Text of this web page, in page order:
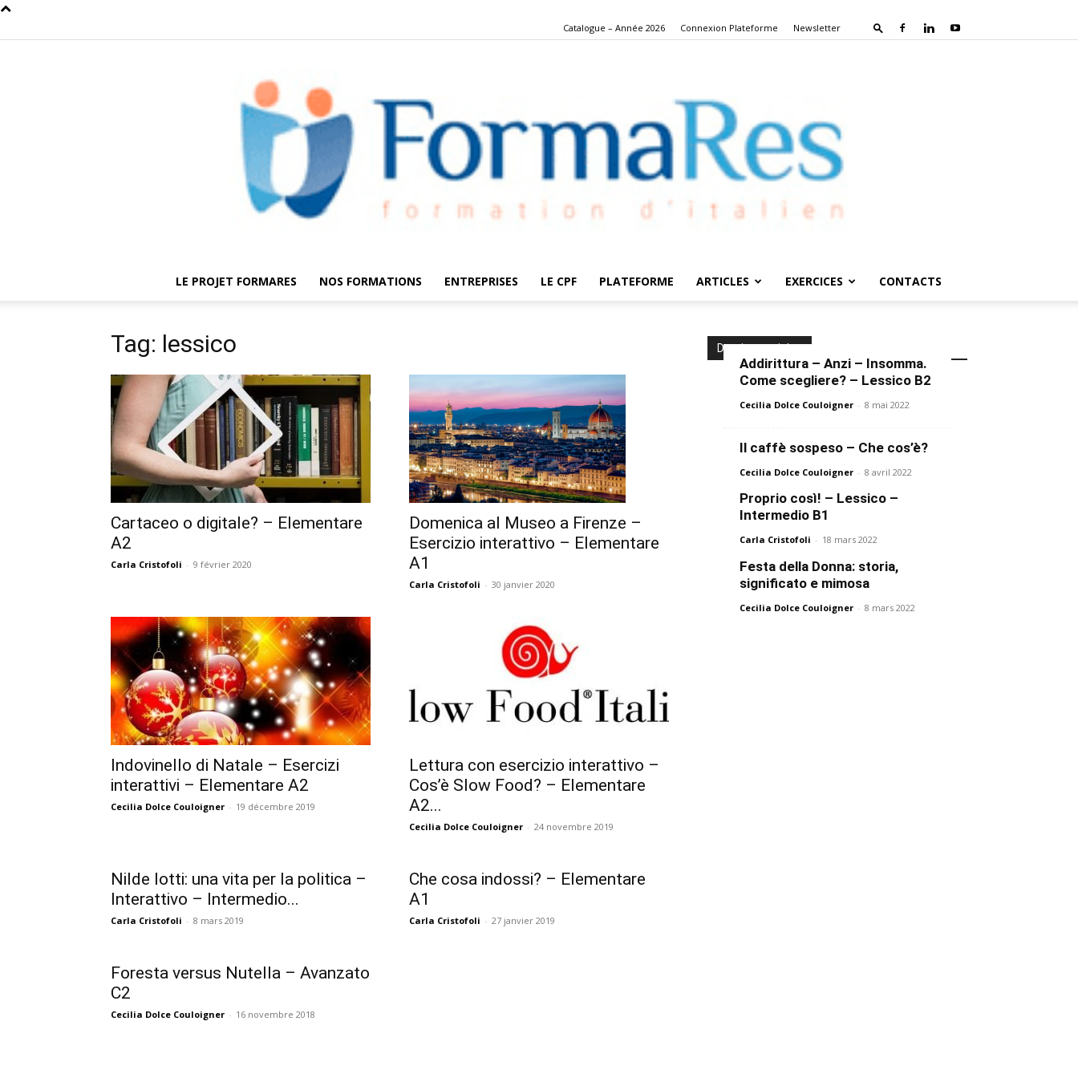
Catalogue – Année 2026 Connexion Plateforme Newsletter
LE PROJET FORMARES NOS FORMATIONS ENTREPRISES LE CPF PLATEFORME ARTICLES EXERCICES CONTACTS
Tag: lessico
Cartaceo o digitale? – Elementare
A2
Carla Cristofoli - 9 février 2020
Domenica al Museo a Firenze –
Esercizio interattivo – Elementare
A1
Carla Cristofoli - 30 janvier 2020
Indovinello di Natale – Esercizi
interattivi – Elementare A2
Cecilia Dolce Couloigner - 19 décembre 2019
Lettura con esercizio interattivo –
Cos’è Slow Food? – Elementare
A2...
Cecilia Dolce Couloigner - 24 novembre 2019
Nilde Iotti: una vita per la politica –
Interattivo – Intermedio...
Carla Cristofoli - 8 mars 2019
Che cosa indossi? – Elementare
A1
Carla Cristofoli - 27 janvier 2019
Foresta versus Nutella – Avanzato
C2
Cecilia Dolce Couloigner - 16 novembre 2018
Derniers articles
Addirittura – Anzi – Insomma.
Come scegliere? – Lessico B2
Cecilia Dolce Couloigner - 8 mai 2022
Il caffè sospeso – Che cos’è?
Cecilia Dolce Couloigner - 8 avril 2022
Proprio così! – Lessico –
Intermedio B1
Carla Cristofoli - 18 mars 2022
Festa della Donna: storia,
significato e mimosa
Cecilia Dolce Couloigner - 8 mars 2022